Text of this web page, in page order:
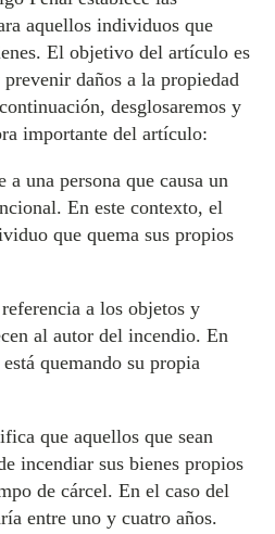
aquellos individuos que
El objetivo del artículo es
daños a la propiedad
desglosaremos y
importante del artículo:
a una persona que causa un
En este contexto, el
que quema sus propios
a los objetos y
al autor del incendio. En
quemando su propia
que aquellos que sean
incendiar sus bienes propios
de cárcel. En el caso del
entre uno y cuatro años.